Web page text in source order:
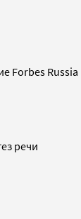
Forbes Russia
речи